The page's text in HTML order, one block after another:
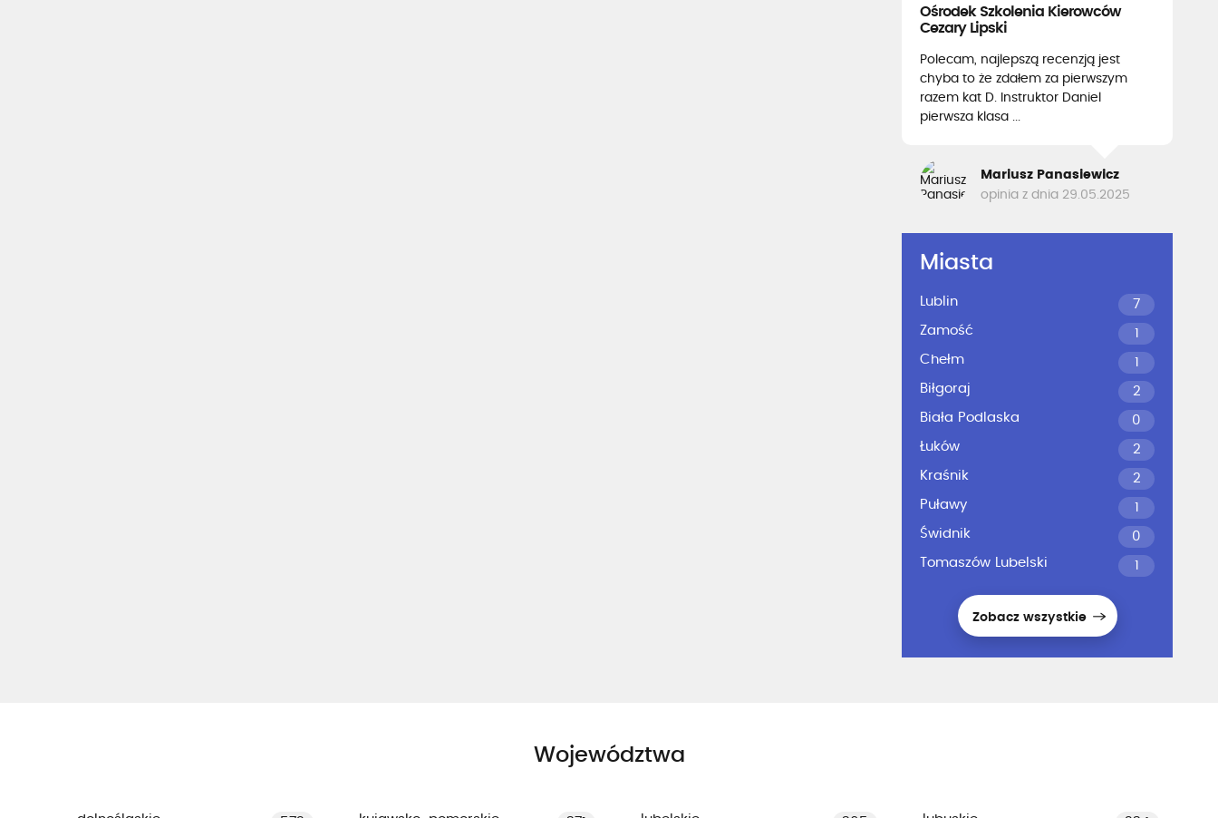
Ośrodek Szkolenia Kierowców
Cezary Lipski
Polecam, najlepszą recenzją jest
chyba to że zdałem za pierwszym
razem kat D. Instruktor Daniel
pierwsza klasa ...
Mariusz Panasiewicz
opinia z dnia 29.05.2025
Miasta
Lublin
7
Zamość
1
Chełm
1
Biłgoraj
2
Biała Podlaska
0
Łuków
2
Kraśnik
2
Puławy
1
Świdnik
0
Tomaszów Lubelski
1
Zobacz wszystkie
Województwa